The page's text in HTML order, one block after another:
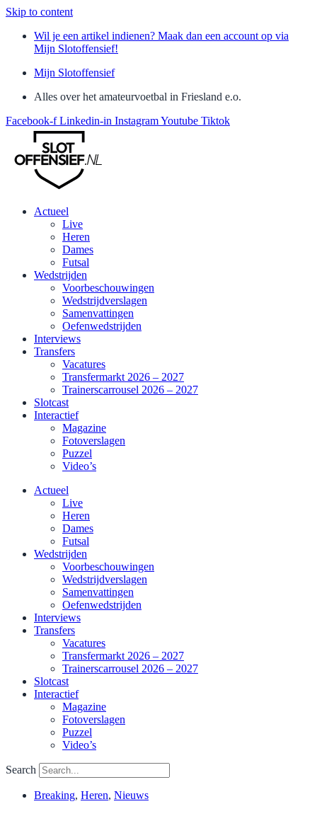
Skip to content
Wil je een artikel indienen? Maak dan een account op via
Mijn Slotoffensief!
Mijn Slotoffensief
Alles over het amateurvoetbal in Friesland e.o.
Facebook-f Linkedin-in InstagramYoutube Tiktok
Actueel
Live
Heren
Dames
Futsal
Wedstrijden
Voorbeschouwingen
Wedstrijdverslagen
Samenvattingen
Oefenwedstrijden
Interviews
Transfers
Vacatures
Transfermarkt 2026 – 2027
Trainerscarrousel 2026 – 2027
Slotcast
Interactief
Magazine
Fotoverslagen
Puzzel
Video’s
Actueel
Live
Heren
Dames
Futsal
Wedstrijden
Voorbeschouwingen
Wedstrijdverslagen
Samenvattingen
Oefenwedstrijden
Interviews
Transfers
Vacatures
Transfermarkt 2026 – 2027
Trainerscarrousel 2026 – 2027
Slotcast
Interactief
Magazine
Fotoverslagen
Puzzel
Video’s
Search
Breaking, Heren, Nieuws